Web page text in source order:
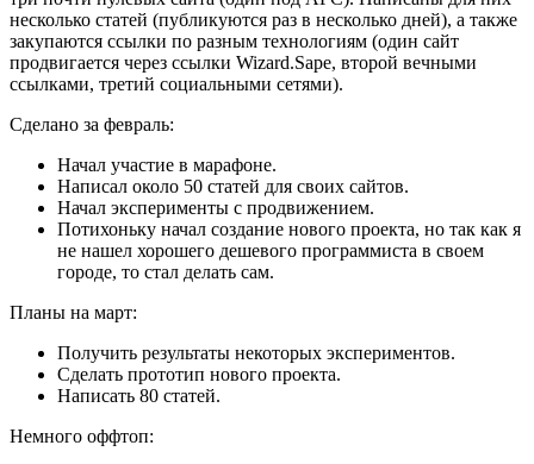
несколько статей (публикуются раз в несколько дней), а также
закупаются ссылки по разным технологиям (один сайт
продвигается через ссылки Wizard.Sape, второй вечными
ссылками, третий социальными сетями).
Сделано за февраль:
Начал участие в марафоне.
Написал около 50 статей для своих сайтов.
Начал эксперименты с продвижением.
Потихоньку начал создание нового проекта, но так как я
не нашел хорошего дешевого программиста в своем
городе, то стал делать сам.
Планы на март:
Получить результаты некоторых экспериментов.
Сделать прототип нового проекта.
Написать 80 статей.
Немного оффтоп: